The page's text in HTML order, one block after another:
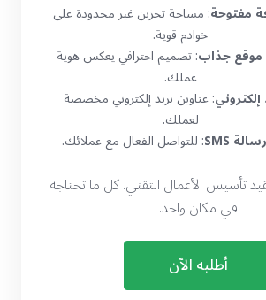
مفتوحة: مساحة تخزين غير محدودة على
خوادم قوية.
جذاب: تصميم احترافي يعكس هوية
عملك.
: عناوين بريد إلكتروني مخصصة
لعملك.
: للتواصل الفعال مع عملائك.
تأسيس الأعمال التقني. كل ما تحتاجه
في مكان واحد.
أطلبه الآن